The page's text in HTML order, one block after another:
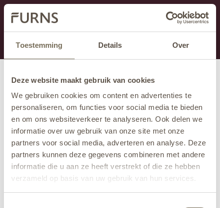
Toestemming Details Over
Deze website maakt gebruik van cookies
We gebruiken cookies om content en advertenties te
personaliseren, om functies voor social media te bieden
en om ons websiteverkeer te analyseren. Ook delen we
informatie over uw gebruik van onze site met onze
partners voor social media, adverteren en analyse. Deze
partners kunnen deze gegevens combineren met andere
informatie die u aan ze heeft verstrekt of die ze hebben
verzameld op basis van uw gebruik van hun services.
Dit onderdeel is momenteel in onderhoud.
Als je informatie mist kun je ons bellen +31 413 274
168 of mailen
info@furns.com